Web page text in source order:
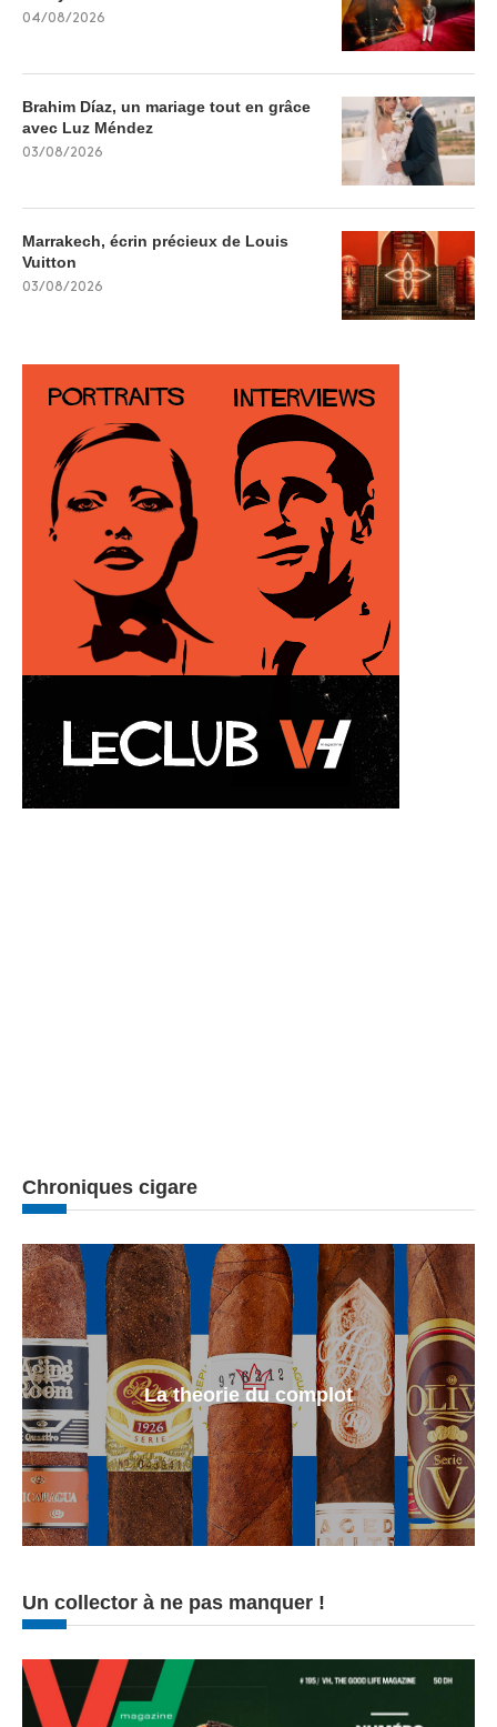
04/08/2026
Brahim Díaz, un mariage tout en grâce
avec Luz Méndez
03/08/2026
Marrakech, écrin précieux de Louis
Vuitton
03/08/2026
Chroniques cigare
La theorie du complot
Un collector à ne pas manquer !